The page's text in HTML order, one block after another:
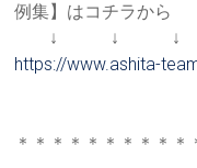
例集】はコチラから
↓ ↓ ↓
https://www.ashita-
＊＊＊＊＊＊＊＊＊＊